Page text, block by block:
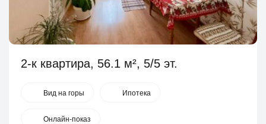
2-к квартира, 56.1 м², 5/5 эт.
Вид на горы Ипотека
Онлайн-показ